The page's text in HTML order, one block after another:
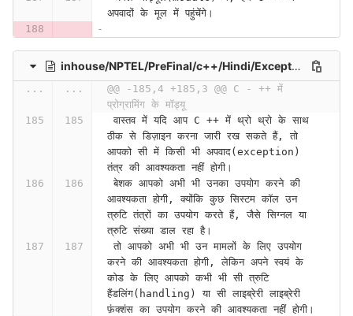
अपवादों के मूल में पहुंचेंगे।
inhouse/NPTEL/PreFinal/c++/Hindi/Exceptions (Error Handling in C) Part II (Lecture 53)-iTGH6qSCy2I
... ...
@@ -185,4 +185,3 @@ C - ++ में
प्रोग्रामिंग के मॉड्यू
वास्तव में यदि आप C ++ में थ्रो थ्रो के साथ
ठीक से डिज़ाइन करना जारी रख सकते हैं, तो
आपको सी में किसी भी अपवाद(exception)
तंत्र की आवश्यकता नहीं होगी।
बेशक आपको अभी भी उनका उपयोग करने की
आवश्यकता होगी, क्योंकि कुछ सिस्टम कॉल उन
त्रुटि तंत्रों का उपयोग करते हैं, जैसे सिग्नल या
त्रुटि संख्या डाल रहा है।
तो आपको अभी भी उन मामलों के लिए उपयोग
करने की आवश्यकता होगी, लेकिन अपने स्वयं के
कोड के लिए आपको कभी भी सी त्रुटि
हैंडलिंग(handling) या सी लाइब्रेरी लाइब्रेरी
फ़ंक्शंस का उपयोग करने की आवश्यकता नहीं होगी।